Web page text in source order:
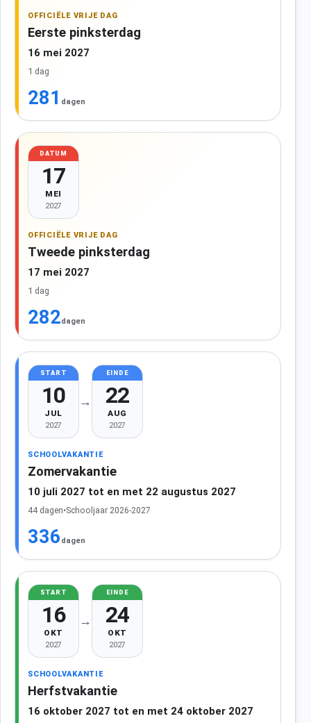
OFFICIËLE VRIJE DAG
Eerste pinksterdag
16 mei 2027
1 dag
281 dagen
DATUM
17
MEI
2027
OFFICIËLE VRIJE DAG
Tweede pinksterdag
17 mei 2027
1 dag
282dagen
START
10
JUL
2027
→
EINDE
22
AUG
2027
SCHOOLVAKANTIE
Zomervakantie
10 juli 2027 tot en met 22 augustus 2027
44 dagen•Schooljaar 2026-2027
336 dagen
START
16
OKT
2027
→
EINDE
24
OKT
2027
SCHOOLVAKANTIE
Herfstvakantie
16 oktober 2027 tot en met 24 oktober 2027